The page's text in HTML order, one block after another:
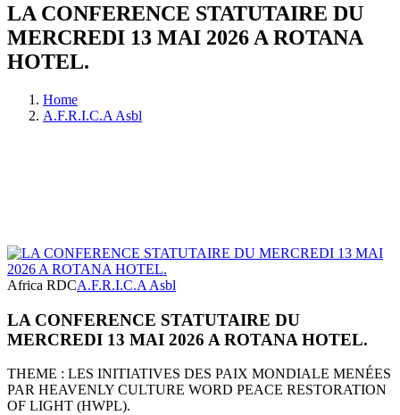
LA CONFERENCE STATUTAIRE DU
MERCREDI 13 MAI 2026 A ROTANA
HOTEL.
Home
A.F.R.I.C.A Asbl
Africa RDCA.F.R.I.C.A Asbl
LA CONFERENCE STATUTAIRE DU
MERCREDI 13 MAI 2026 A ROTANA HOTEL.
THEME : LES INITIATIVES DES PAIX MONDIALE MENÉES
PAR HEAVENLY CULTURE WORD PEACE RESTORATION
OF LIGHT (HWPL).